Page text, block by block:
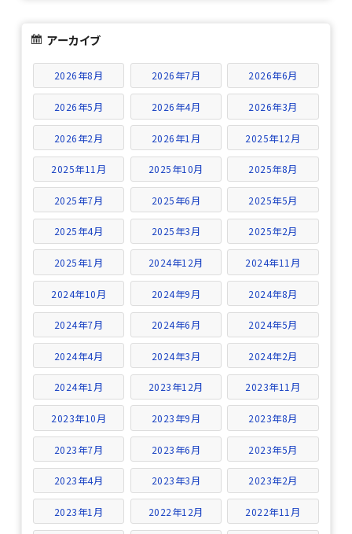
アーカイブ
2026年8月 2026年7月 2026年6月
2026年5月 2026年4月 2026年3月
2026年2月 2026年1月 2025年12月
2025年11月 2025年10月 2025年8月
2025年7月 2025年6月 2025年5月
2025年4月 2025年3月 2025年2月
2025年1月 2024年12月 2024年11月
2024年10月 2024年9月 2024年8月
2024年7月 2024年6月 2024年5月
2024年4月 2024年3月 2024年2月
2024年1月 2023年12月 2023年11月
2023年10月 2023年9月 2023年8月
2023年7月 2023年6月 2023年5月
2023年4月 2023年3月 2023年2月
2023年1月 2022年12月 2022年11月